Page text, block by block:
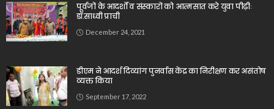
पूर्वजों के आदर्शों व संस्कारों को आत्मसात करे युवा पीढ़ीः
डॉ.साध्वी प्राची
December 24, 2021
डीएम ने आदर्श दिव्यांग पुनर्वास केंद्र का निरीक्षण कर असंतोष
व्यक्त किया
September 17, 2022